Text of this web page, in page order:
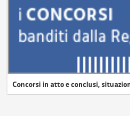
Concorsi in atto e conclusi,